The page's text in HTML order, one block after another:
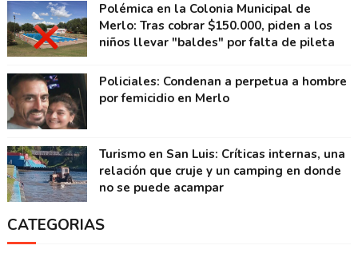
Polémica en la Colonia Municipal de
Merlo: Tras cobrar $150.000, piden a los
niños llevar "baldes" por falta de pileta
Policiales: Condenan a perpetua a hombre
por femicidio en Merlo
Turismo en San Luis: Críticas internas, una
relación que cruje y un camping en donde
no se puede acampar
CATEGORIAS